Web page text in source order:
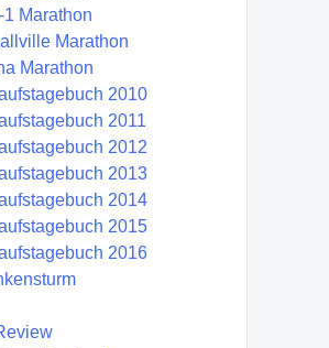
1 Marathon
Marathon
Marathon
2010
2011
2012
2013
2014
2015
2016